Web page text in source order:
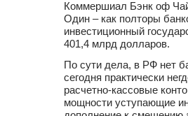
Коммершиал Бэнк оф
Один – как полторы
инвестиционный
401,4 млрд долларов.
По сути дела, в РФ нет
сегодня практически
расчетно-кассовые
мощности уступающие